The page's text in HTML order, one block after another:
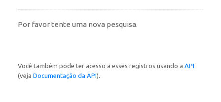
Por favor tente uma nova pesquisa.
Você também pode ter acesso a esses registros usando a API
(veja Documentação da API).